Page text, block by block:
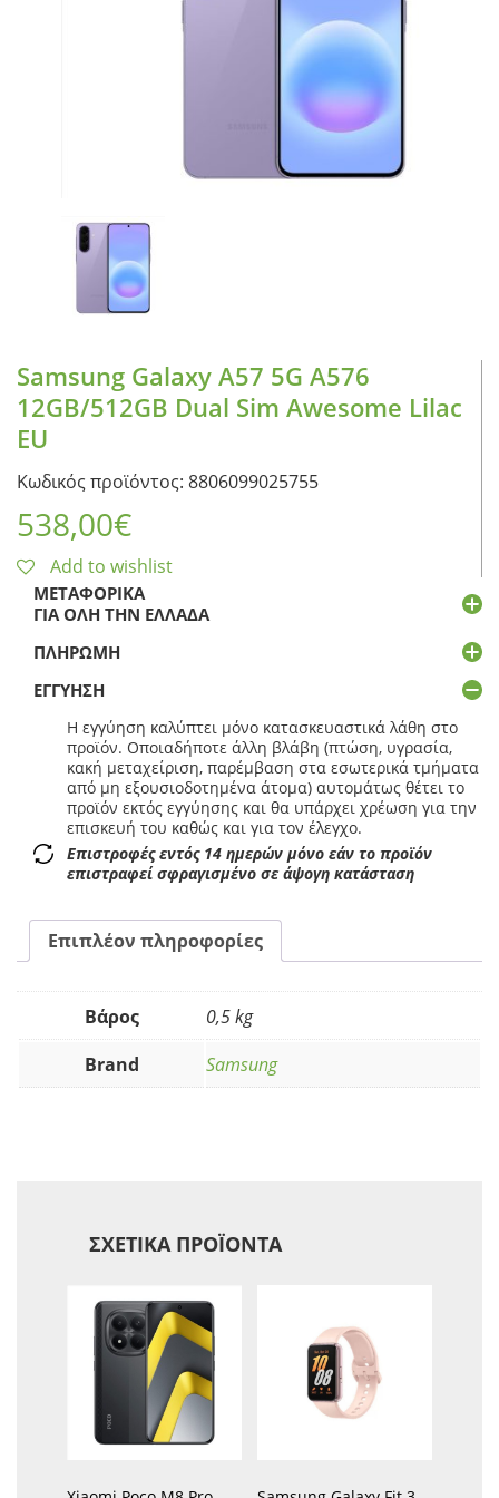
ΟΙΚΙΑΚΕΣ ΣΥΣΚΕΥΕΣ
ΠΡΟΣΩΠΙΚΗ ΦΡΟΝΤΙΔΑ
Samsung Galaxy A57 5G A576
12GB/512GB Dual Sim Awesome Lilac
EU
Κωδικός προϊόντος: 8806099025755
538,00€
Add to wishlist
ΜΕΤΑΦΟΡΙΚΆ
ΓΙΑ ΌΛΗ ΤΗΝ ΕΛΛΆΔΑ
ΠΛΗΡΩΜΉ
ΕΓΓΎΗΣΗ
Η εγγύηση καλύπτει μόνο κατασκευαστικά λάθη στο
προϊόν. Οποιαδήποτε άλλη βλάβη (πτώση, υγρασία,
κακή μεταχείριση, παρέμβαση στα εσωτερικά τμήματα
από μη εξουσιοδοτημένα άτομα) αυτομάτως θέτει το
προϊόν εκτός εγγύησης και θα υπάρχει χρέωση για την
επισκευή του καθώς και για τον έλεγχο.
Επιστροφές εντός 14 ημερών μόνο εάν το προϊόν
επιστραφεί σφραγισμένο σε άψογη κατάσταση
Επιπλέον πληροφορίες
Βάρος
0,5 kg
Brand
Samsung
ΣΧΕΤΙΚΆ ΠΡΟΪΌΝΤΑ